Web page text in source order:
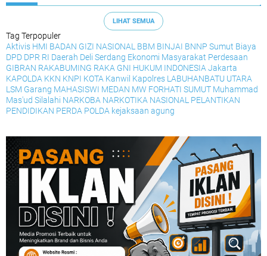
LIHAT SEMUA
Tag Terpopuler
Aktivis HMI BADAN GIZI NASIONAL BBM BINJAI BNNP Sumut Biaya
DPD DPR RI Daerah Deli Serdang Ekonomi Masyarakat Perdesaan
GIBRAN RAKABUMING RAKA GNI HUKUM INDONESIA Jakarta
KAPOLDA KKN KNPI KOTA Kanwil Kapolres LABUHANBATU UTARA
LSM Garang MAHASISWI MEDAN MW FORHATI SUMUT Muhammad
Mas'ud Silalahi NARKOBA NARKOTIKA NASIONAL PELANTIKAN
PENDIDIKAN PERDA POLDA kejaksaan agung